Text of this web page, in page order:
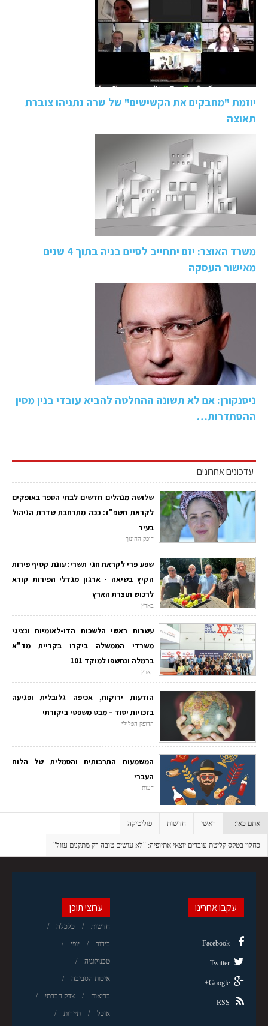
יוזמת "מחבקים את הקשישים" של שרה נתניהו צוברת
תאוצה
משרד האוצר: יזם יתחייב לסיים בניה בתוך 4 שנים
מאישור העסקה
ניסנקורן: אם לא תשונה ההחלטה להביא עובדי בנין מסין
ההסתדרות…
עדכונים אחרונים
שלושה מנהלים חדשים לבתי הספר באופקים
לקראת תשפ"ז: ככה מתרחבת שדרת הניהול
בעיר
דופק החינוך
שפע פרי לקראת חגי תשרי: עונת קטיף פירות
הקיץ בשיאה - ארגון מגדלי הפירות קורא
לרכוש תוצרת הארץ
בארץ
עשרות ראשי הלשכות הדו-לאומיות ונציגי
משרדי הממשלה ביקרו בקריית מד"א
ברמלה ונחשפו למוקד 101
בארץ
הודעות ירוקות, אכיפה גלובלית ופגיעה
בזכויות יסוד – מבט משפטי ביקורתי
הדופק הפלילי
המשמעות התרבותית והסמלית של הלוח
העברי
דעות
אתם כאן: ראשי חדשות פוליטיקה
כחלון בטקס קליטת עובדים יוצאי אתיופיה: "לא עושים טובה רק מתקנים עוול"
ערוצי תוכן
חדשות כלכלה
בידור יופי
טכנולוגיה
איכות הסביבה
בריאות צדק חברתי
אוכל תיירות
עקבו אחרינו
Facebook
Twitter
Google+
RSS